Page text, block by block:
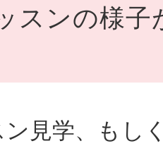
スンの様子
見学、もし